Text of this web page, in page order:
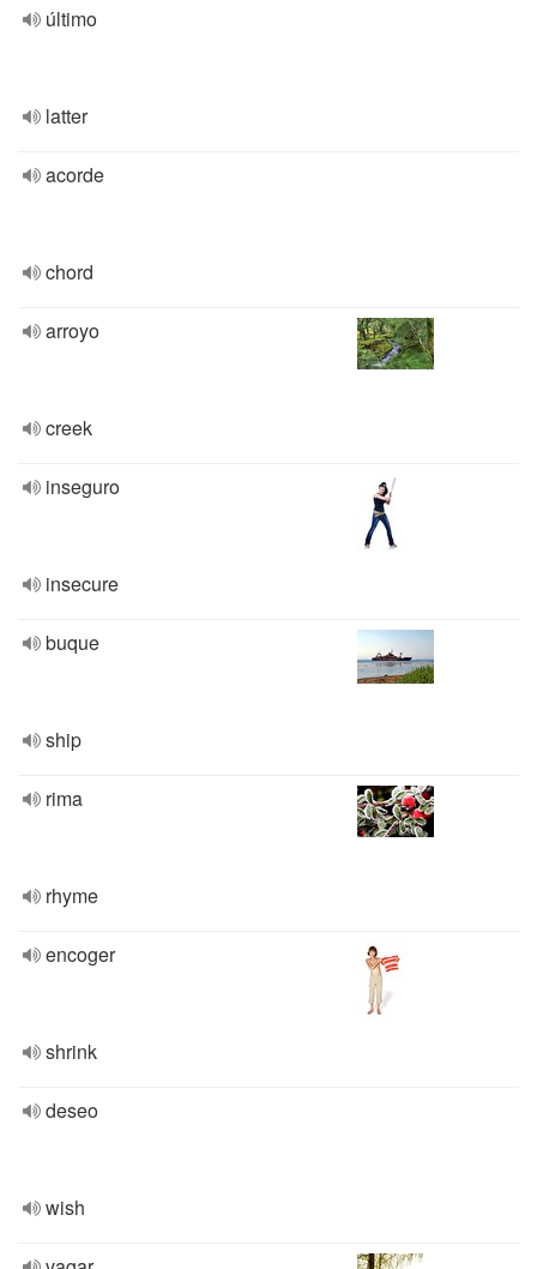
último
latter
acorde
chord
arroyo
creek
inseguro
insecure
buque
ship
rima
rhyme
encoger
shrink
deseo
wish